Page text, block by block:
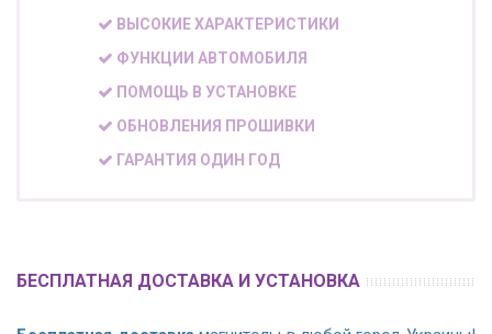
ВЫСОКИЕ ХАРАКТЕРИСТИКИ
ФУНКЦИИ АВТОМОБИЛЯ
ПОМОЩЬ В УСТАНОВКЕ
ОБНОВЛЕНИЯ ПРОШИВКИ
ГАРАНТИЯ ОДИН ГОД
БЕСПЛАТНАЯ ДОСТАВКА И УСТАНОВКА